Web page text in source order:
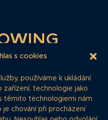
s cookies
používáme k ukládání
zařízení, technologie jako
těmito technologiemi nám
je chování při procházení
anonymnímu zaslání
informace, o
vědět, zde nám je